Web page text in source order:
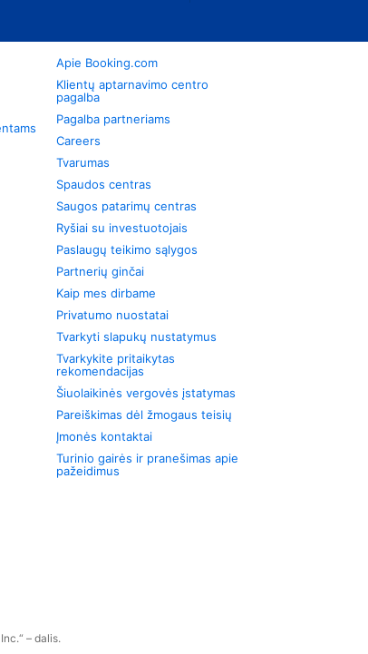
Apie Booking.com
Klientų aptarnavimo centro
pagalba
Pagalba partneriams
Careers
Tvarumas
Spaudos centras
Saugos patarimų centras
Ryšiai su investuotojais
Paslaugų teikimo sąlygos
Partnerių ginčai
Kaip mes dirbame
Privatumo nuostatai
Tvarkyti slapukų nustatymus
Tvarkykite pritaikytas
rekomendacijas
Šiuolaikinės vergovės įstatymas
Pareiškimas dėl žmogaus teisių
Įmonės kontaktai
Turinio gairės ir pranešimas apie
pažeidimus
– dalis.